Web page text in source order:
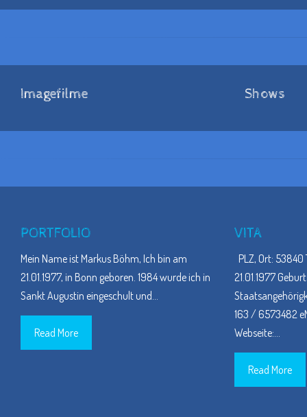
Imagefilme Shows
PORTFOLIO
Mein Name ist Markus Böhm, Ich bin am
21.01.1977, in Bonn geboren. 1984 wurde ich in
Sankt Augustin eingeschult und
Read More
VITA
PLZ, Ort:
21.01.1977
163 / 6573482
Webseite:
Read More